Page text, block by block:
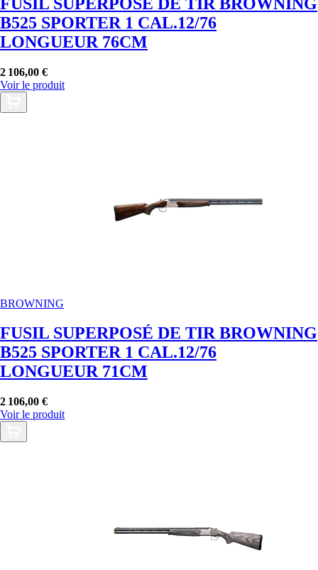
B525 SPORTER 1 CAL.12/76
LONGUEUR 76CM
2 106,00 €
Voir le produit
BROWNING
FUSIL SUPERPOSÉ DE TIR BROWNING
B525 SPORTER 1 CAL.12/76
LONGUEUR 71CM
2 106,00 €
Voir le produit